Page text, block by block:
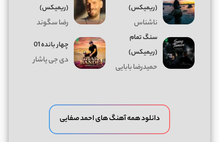
(ریمیکس)
ناشناس
(ریمیکس)
رضا سگوند
سنگ تمام
(ریمیکس)
حمیدرضا بابایی
چهار بانده 01
دی جی یاشار
دانلود همه آهنگ های احمد صفایی